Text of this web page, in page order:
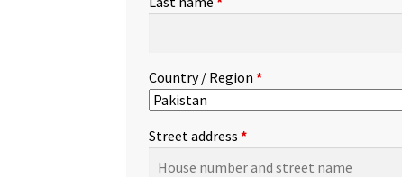
Country / Region*
Street address*